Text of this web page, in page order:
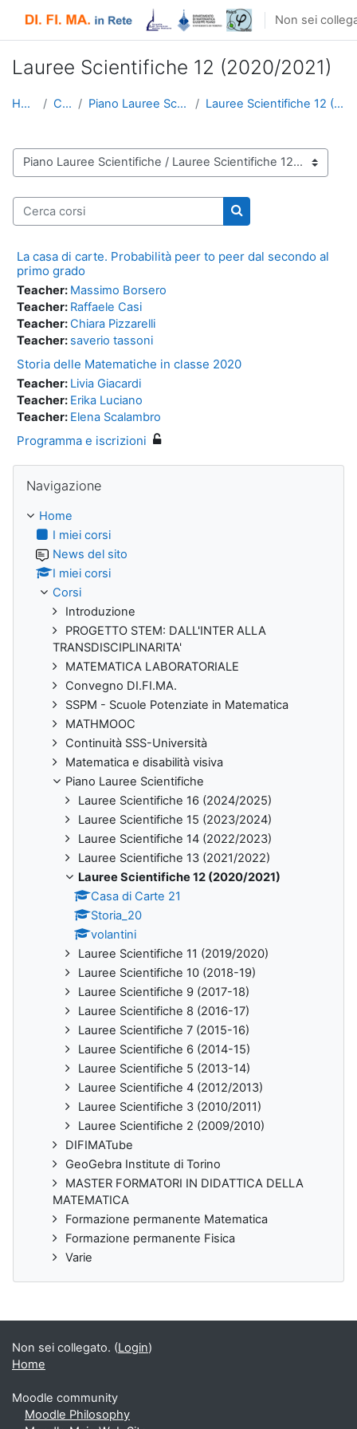
Non sei
Lauree Scientifiche 12 (2020/2021)
Home Corsi Piano Lauree Scientifiche Lauree Scientifiche 12 (2020/2021)
Categorie di corso
Cerca corsi
Cerca corsi
La casa di carte. Probabilità peer to peer dal secondo al
primo grado
Teacher: Massimo Borsero
Teacher: Raffaele Casi
Teacher:Chiara Pizzarelli
Teacher: saverio tassoni
Storia delle Matematiche in classe 2020
Teacher: Livia Giacardi
Teacher: Erika Luciano
Teacher: Elena Scalambro
Programma e iscrizioni
Navigazione
Home
I miei corsi
News del sito
I miei corsi
Corsi
Introduzione
PROGETTO STEM: DALL'INTER ALLA
TRANSDISCIPLINARITA'
MATEMATICA LABORATORIALE
Convegno DI.FI.MA.
SSPM - Scuole Potenziate in Matematica
MATHMOOC
Continuità SSS-Università
Matematica e disabilità visiva
Piano Lauree Scientifiche
Lauree Scientifiche 16 (2024/2025)
Lauree Scientifiche 15 (2023/2024)
Lauree Scientifiche 14 (2022/2023)
Lauree Scientifiche 13 (2021/2022)
Lauree Scientifiche 12 (2020/2021)
Casa di Carte 21
Storia_20
volantini
Lauree Scientifiche 11 (2019/2020)
Lauree Scientifiche 10 (2018-19)
Lauree Scientifiche 9 (2017-18)
Lauree Scientifiche 8 (2016-17)
Lauree Scientifiche 7 (2015-16)
Lauree Scientifiche 6 (2014-15)
Lauree Scientifiche 5 (2013-14)
Lauree Scientifiche 4 (2012/2013)
Lauree Scientifiche 3 (2010/2011)
Lauree Scientifiche 2 (2009/2010)
DIFIMATube
GeoGebra Institute di Torino
MASTER FORMATORI IN DIDATTICA DELLA
MATEMATICA
Formazione permanente Matematica
Formazione permanente Fisica
Varie
Non sei collegato. (Login)
Home
Moodle community
Moodle Philosophy